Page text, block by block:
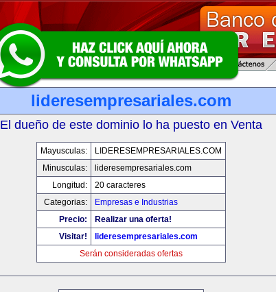
lideresempresariales.com
El dueño de este dominio lo ha puesto en Venta
Mayusculas:
LIDERESEMPRESARIALES.COM
Minusculas:
lideresempresariales.com
Longitud:
20 caracteres
Categorias:
Empresas e Industrias
Precio:
Realizar una oferta!
Visitar!
lideresempresariales.com
Serán consideradas ofertas